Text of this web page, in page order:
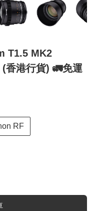
T1.5 MK2
香港行貨) 🚛免運
RF